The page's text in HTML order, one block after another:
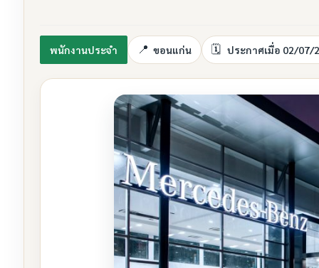
พนักงานประจำ ขอนแก่น ประกาศเมื่อ 02/07/